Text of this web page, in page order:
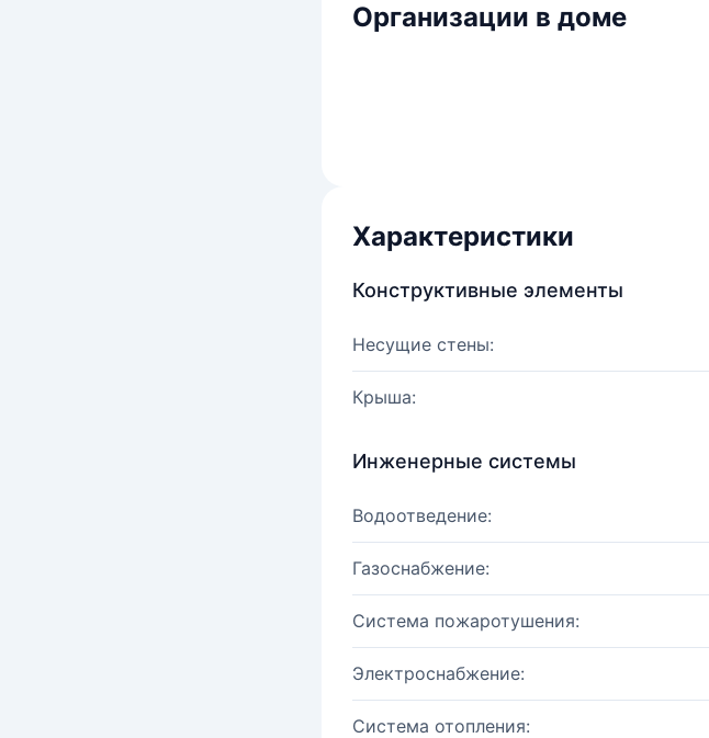
Организации в доме
Характеристики
Конструктивные элементы
Несущие стены:
Крыша:
Инженерные системы
Водоотведение:
Газоснабжение:
Система пожаротушения:
Электроснабжение:
Система отопления: